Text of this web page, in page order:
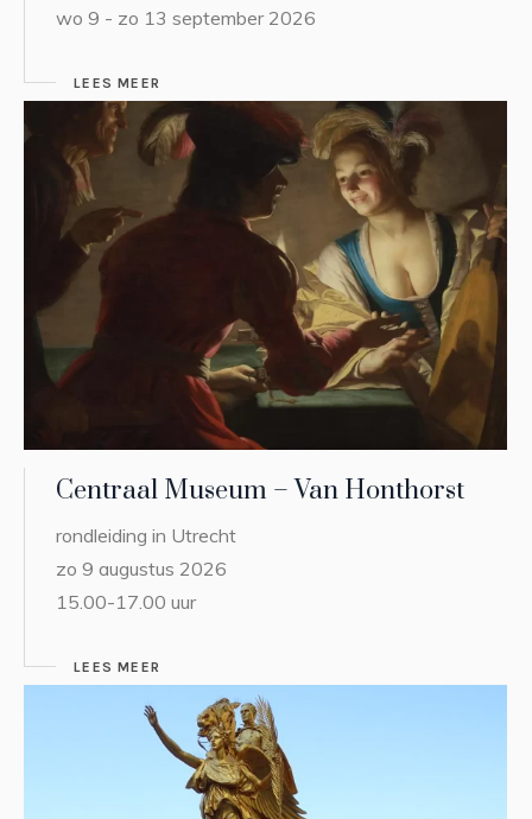
wo 9 - zo 13 september 2026
LEES MEER
Centraal Museum – Van Honthorst
rondleiding in Utrecht
zo 9 augustus 2026
15.00-17.00 uur
LEES MEER